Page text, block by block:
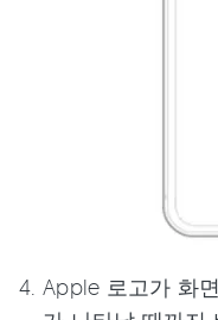
Apple 로고가 화